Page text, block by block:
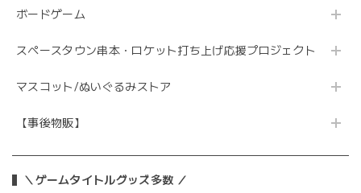
ボードゲーム
スペースタウン串本・ロケット打ち上げ応援プロジェクト
マスコット/ぬいぐるみストア
【事後物販】
＼ゲームタイトルグッズ多数 ／